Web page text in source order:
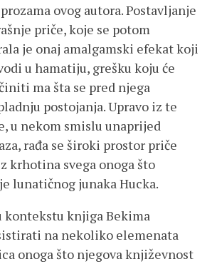
ovog autora. Postavljanje
priče, koje se potom
je onaj amalgamski efekat koji
u hamatiju, grešku koju će
ma šta se pred njega
postojanja. Upravo iz te
u nekom smislu unaprijed
rađa se široki prostor priče
krhotina svega onoga što
lunatičnog junaka Hucka.
kontekstu knjiga Bekima
na nekoliko elemenata
onoga što njegova književnost